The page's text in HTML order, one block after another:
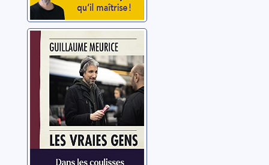
Les vraies gens:
sociologie de
trottoir
Meurice, Guillaume